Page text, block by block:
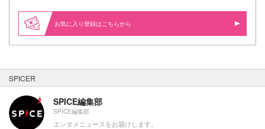
お気に入り登録はこちらから
SPICER
SPICE編集部
SPICE編集部
エンタメニュースをお届けします。